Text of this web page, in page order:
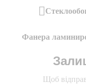
Навігація
Фанера
Щоб